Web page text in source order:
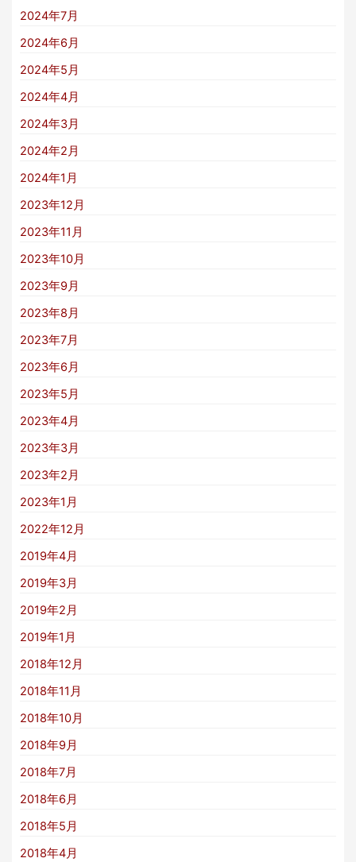
2024年7月
2024年6月
2024年5月
2024年4月
2024年3月
2024年2月
2024年1月
2023年12月
2023年11月
2023年10月
2023年9月
2023年8月
2023年7月
2023年6月
2023年5月
2023年4月
2023年3月
2023年2月
2023年1月
2022年12月
2019年4月
2019年3月
2019年2月
2019年1月
2018年12月
2018年11月
2018年10月
2018年9月
2018年7月
2018年6月
2018年5月
2018年4月